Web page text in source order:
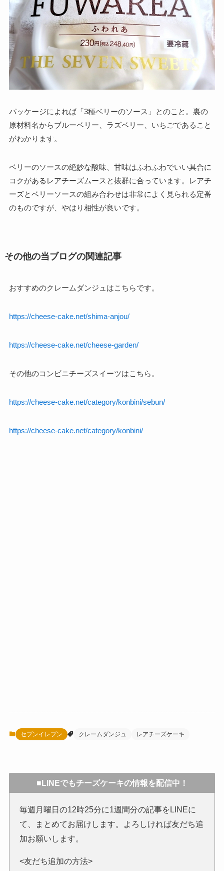
パッケージによれば「3種ベリーのソース」とのこと。裏の
原材料名からブルーベリー、ラズベリー、いちごであること
がわかります。
ベリーのソースの絶妙な酸味、甘味はふわふわでいい具合に
コクがあるレアチーズムースと抜群に合っています。レアチ
ーズとベリーソースの組み合わせは非常によく見られる定番
のものですが、やはり相性が良いです。
その他の当ブログの関連記事
おすすめのクレームダンジュはこちらです。
https://cheese-cake.net/shima-anjou/
https://cheese-cake.net/cheese-garden/
その他のコンビニチーズスイーツはこちら。
https://cheese-cake.net/category/konbini/sebun/
https://cheese-cake.net/category/konbini/
セブンイレブン クレームダンジュ レアチーズケーキ
■LINEでもチーズケーキの情報を配信中！
毎週月曜日の12時25分に1週間分の記事をLINEに
て、まとめてお届けします。よろしければ友だち追
加お願いします。
<友だち追加の方法>